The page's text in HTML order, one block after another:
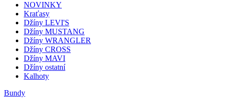
NOVINKY
Kraťasy
Džíny LEVI'S
Džíny MUSTANG
Džíny WRANGLER
Džíny CROSS
Džíny MAVI
Džíny ostatní
Kalhoty
Bundy